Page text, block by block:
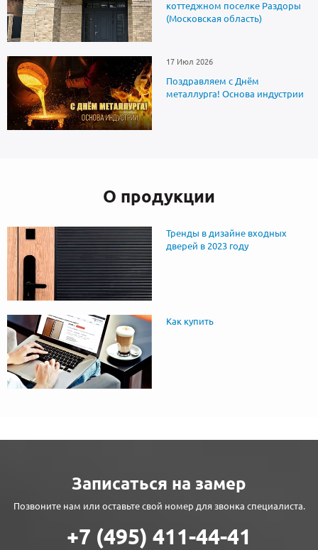
коттеджном поселке Раздоры
(Московская область)
17 Июл 2026
Поздравляем с Днём
металлурга! Основа индустрии
О продукции
Тренды в дизайне входных
дверей в 2023 году
Как купить
Записаться на замер
Позвоните нам или оставьте свой номер для звонка специалиста.
+7 (495) 411-44-41